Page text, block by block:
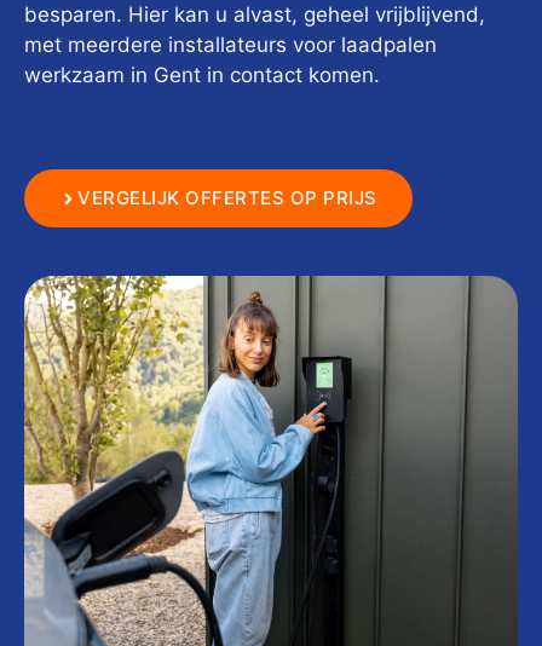
besparen. Hier kan u alvast, geheel vrijblijvend,
met meerdere installateurs voor laadpalen
werkzaam in Gent in contact komen.
VERGELIJK OFFERTES OP PRIJS